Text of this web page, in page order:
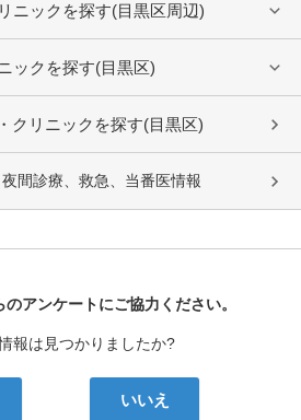
ニックを探す(目黒区周辺)
ックを探す(目黒区)
クリニックを探す(目黒区)
間診療、救急、当番医情報
なび
のアンケートにご協力ください。
報は見つかりましたか?
いいえ